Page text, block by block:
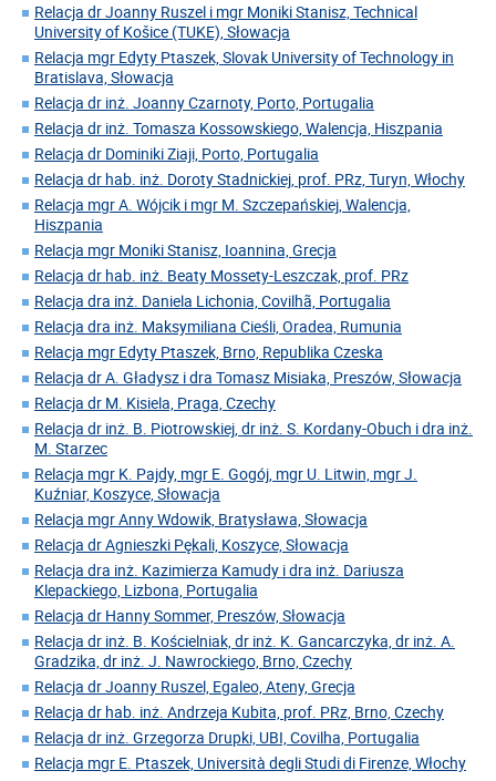
Relacja dr Joanny Ruszel i mgr Moniki Stanisz, Technical
University of Košice (TUKE), Słowacja
Relacja mgr Edyty Ptaszek, Slovak University of Technology in
Bratislava, Słowacja
Relacja dr inż. Joanny Czarnoty, Porto, Portugalia
Relacja dr inż. Tomasza Kossowskiego, Walencja, Hiszpania
Relacja dr Dominiki Ziaji, Porto, Portugalia
Relacja dr hab. inż. Doroty Stadnickiej, prof. PRz, Turyn, Włochy
Relacja mgr A. Wójcik i mgr M. Szczepańskiej, Walencja,
Hiszpania
Relacja mgr Moniki Stanisz, Ioannina, Grecja
Relacja dr hab. inż. Beaty Mossety-Leszczak, prof. PRz
Relacja dra inż. Daniela Lichonia, Covilhã, Portugalia
Relacja dra inż. Maksymiliana Cieśli, Oradea, Rumunia
Relacja mgr Edyty Ptaszek, Brno, Republika Czeska
Relacja dr A. Gładysz i dra Tomasz Misiaka, Preszów, Słowacja
Relacja dr M. Kisiela, Praga, Czechy
Relacja dr inż. B. Piotrowskiej, dr inż. S. Kordany-Obuch i dra inż.
M. Starzec
Relacja mgr K. Pajdy, mgr E. Gogój, mgr U. Litwin, mgr J.
Kuźniar, Koszyce, Słowacja
Relacja mgr Anny Wdowik, Bratysława, Słowacja
Relacja dr Agnieszki Pękali, Koszyce, Słowacja
Relacja dra inż. Kazimierza Kamudy i dra inż. Dariusza
Klepackiego, Lizbona, Portugalia
Relacja dr Hanny Sommer, Preszów, Słowacja
Relacja dr inż. B. Kościelniak, dr inż. K. Gancarczyka, dr inż. A.
Gradzika, dr inż. J. Nawrockiego, Brno, Czechy
Relacja dr Joanny Ruszel, Egaleo, Ateny, Grecja
Relacja dr hab. inż. Andrzeja Kubita, prof. PRz, Brno, Czechy
Relacja dr inż. Grzegorza Drupki, UBI, Covilha, Portugalia
Relacja mgr E. Ptaszek, Università degli Studi di Firenze, Włochy